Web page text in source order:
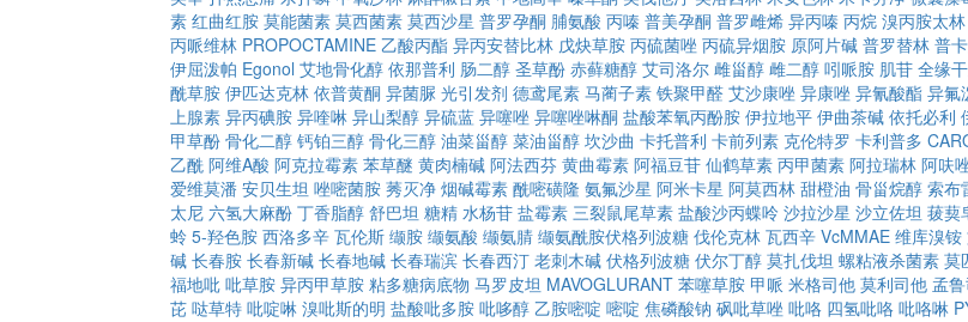
素 红曲红胺 莫能菌素 莫西菌素 莫西沙星 普罗孕酮 脯氨酸 丙嗪 普美孕酮 普罗雌烯 异丙嗪 丙烷 溴丙胺太林
丙哌维林 PROPOCTAMINE 乙酸丙酯 异丙安替比林 戊炔草胺 丙硫菌唑 丙硫异烟胺 原阿片碱 普罗替林 普
伊屈泼帕 Egonol 艾地骨化醇 依那普利 肠二醇 圣草酚 赤藓糖醇 艾司洛尔 雌甾醇 雌二醇 吲哌胺 肌苷 全缘
酰草胺 伊匹达克林 依普黄酮 异菌脲 光引发剂 德鸢尾素 马蔺子素 铁聚甲醛 艾沙康唑 异康唑 异氰酸酯 异氟
上腺素 异丙碘胺 异喹啉 异山梨醇 异硫蓝 异噻唑 异噻唑啉酮 盐酸苯氧丙酚胺 伊拉地平 伊曲茶碱 依托必利
甲草酚 骨化二醇 钙铂三醇 骨化三醇 油菜甾醇 菜油甾醇 坎沙曲 卡托普利 卡前列素 克伦特罗 卡利普多
乙酰 阿维A酸 阿克拉霉素 苯草醚 黄肉楠碱 阿法西芬 黄曲霉素 阿福豆苷 仙鹤草素 丙甲菌素 阿拉瑞林 阿呋
爱维莫潘 安贝生坦 唑嘧菌胺 莠灭净 烟碱霉素 酰嘧磺隆 氨氟沙星 阿米卡星 阿莫西林 甜橙油 骨甾烷醇 索布
太尼 六氢大麻酚 丁香脂醇 舒巴坦 糖精 水杨苷 盐霉素 三裂鼠尾草素 盐酸沙丙蝶呤 沙拉沙星 沙立佐坦 菝葜
蛉 5-羟色胺 西洛多辛 瓦伦斯 缬胺 缬氨酸 缬氨腈 缬氨酰胺伏格列波糖 伐伦克林 瓦西辛 VcMMAE 维库溴铵
碱 长春胺 长春新碱 长春地碱 长春瑞滨 长春西汀 老刺木碱 伏格列波糖 伏尔丁醇 莫扎伐坦 螺粘液杀菌素 莫
福地吡 吡草胺 异丙甲草胺 粘多糖病底物 马罗皮坦 MAVOGLURANT 苯噻草胺 甲哌 米格司他 莫利司他 孟
芘 哒草特 吡啶啉 溴吡斯的明 盐酸吡多胺 吡哆醇 乙胺嘧啶 嘧啶 焦磷酸钠 砜吡草唑 吡咯 四氢吡咯 吡咯啉